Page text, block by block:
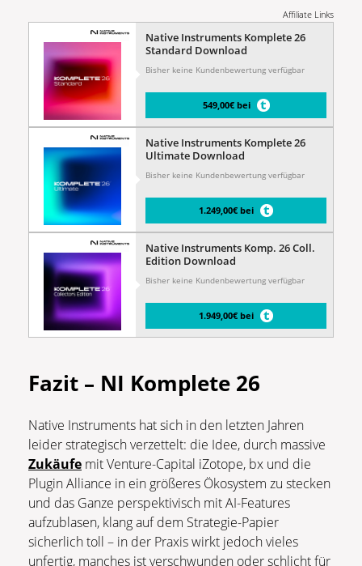
Affiliate Links
Native Instruments Komplete 26
Standard Download
Bisher keine Kundenbewertung verfügbar
549,00€ bei
Native Instruments Komplete 26
Ultimate Download
Bisher keine Kundenbewertung verfügbar
1.249,00€ bei
Native Instruments Komp. 26 Coll.
Edition Download
Bisher keine Kundenbewertung verfügbar
1.949,00€ bei
Fazit – NI Komplete 26
Native Instruments hat sich in den letzten Jahren
leider strategisch verzettelt: die Idee, durch massive
Zukäufe mit Venture-Capital iZotope, bx und die
Plugin Alliance in ein größeres Ökosystem zu stecken
und das Ganze perspektivisch mit AI-Features
aufzublasen, klang auf dem Strategie-Papier
sicherlich toll – in der Praxis wirkt jedoch vieles
unfertig, manches ist verschwunden oder schlicht für